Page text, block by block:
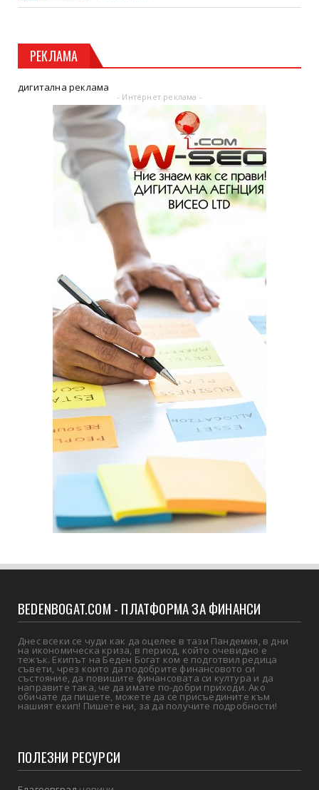
РЕКЛАМА
дигитална реклама
- Интернет реклама -
BEDENBOGAT.COM - ПЛАТФОРМА ЗА ФИНАНСИ
Днес всеки се чуди как да оцелее в тази Пандемия, в дни
на икономическа криза, в период, който очевидно е
тежък. Екипът на Беден Богат ком е подготвил редица
съвети, чрез които да подобрите финансовото си
състояние, да повишите финансовата си култура и да
направите така, че да имате по-добри приходи. Ако
обичате да пишете, можете да се присъедините към
нашият екип! Пишете ни, за да получите подробности!
ПОЛЕЗНИ РЕСУРСИ